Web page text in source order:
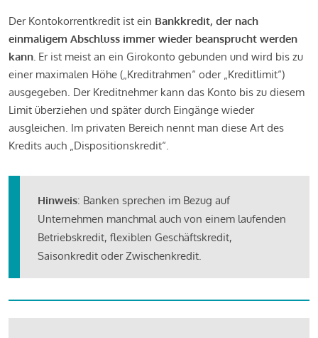
Der Kontokorrentkredit ist ein Bankkredit, der nach
einmaligem Abschluss immer wieder beansprucht werden
kann. Er ist meist an ein Girokonto gebunden und wird bis zu
einer maximalen Höhe („Kreditrahmen“ oder „Kreditlimit“)
ausgegeben. Der Kreditnehmer kann das Konto bis zu diesem
Limit überziehen und später durch Eingänge wieder
ausgleichen. Im privaten Bereich nennt man diese Art des
Kredits auch „Dispositionskredit“.
Hinweis: Banken sprechen im Bezug auf
Unternehmen manchmal auch von einem laufenden
Betriebskredit, flexiblen Geschäftskredit,
Saisonkredit oder Zwischenkredit.